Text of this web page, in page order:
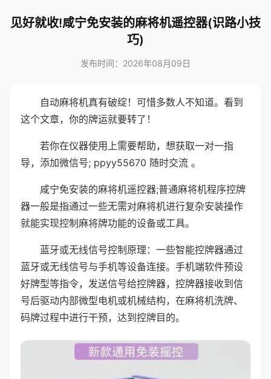
见好就收!咸宁免安装的麻将机遥控器(识路小技
巧)
发布时间：2026年08月09日
自动麻将机真有破绽！可惜多数人不知道。看到
这个文章，你的牌运就要转了！
若你在仪器使用上需要帮助，想获取一对一指
导，添加微信号; ppyy55670 随时交流 。
咸宁免安装的麻将机遥控器;普通麻将机程序控牌
器一般是指通过一些无需对麻将机进行复杂安装操作
就能实现控制麻将牌功能的设备或工具。
蓝牙或无线信号控制原理：一些智能控牌器通过
蓝牙或无线信号与手机等设备连接。手机端软件预设
好牌型等指令，发送信号给控牌器，控牌器接收到信
号后驱动内部微型电机或机械结构，在麻将机洗牌、
码牌过程中进行干预，达到控牌目的。